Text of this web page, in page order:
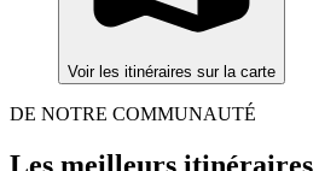
Voir les itinéraires sur la carte
DE NOTRE COMMUNAUTÉ
Les meilleurs itinéraires